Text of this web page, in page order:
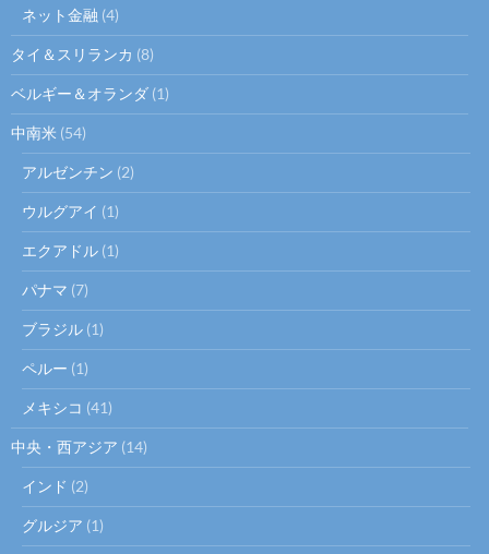
ネット金融 (4)
タイ＆スリランカ (8)
ベルギー＆オランダ (1)
中南米 (54)
アルゼンチン (2)
ウルグアイ (1)
エクアドル (1)
パナマ (7)
ブラジル (1)
ペルー (1)
メキシコ (41)
中央・西アジア (14)
インド (2)
グルジア (1)